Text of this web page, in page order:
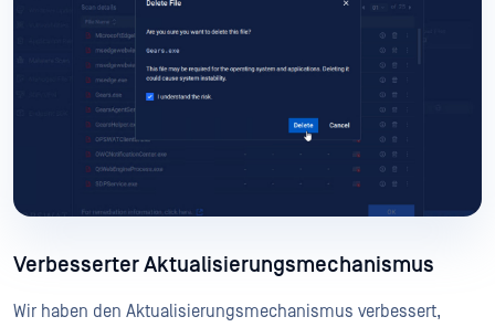
Verbesserter Aktualisierungsmechanismus
Wir haben den Aktualisierungsmechanismus verbessert,